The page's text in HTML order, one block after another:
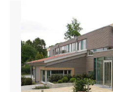
Corporate Design
Interventionsplan
Jahresgespräche
Kantine Speiseplan
Kirchliches Amtsblatt